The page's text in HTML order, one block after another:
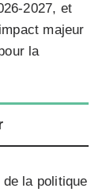
2027, et
majeur
la
la politique